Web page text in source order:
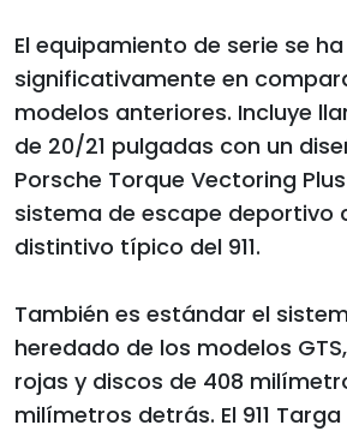
El equipamiento de serie se
significativamente en
modelos anteriores. Incluye
de 20/21 pulgadas con un
Porsche Torque Vectoring
sistema de escape deportivo
distintivo típico del 911.
También es estándar el
heredado de los modelos
rojas y discos de 408
milímetros detrás. El 911